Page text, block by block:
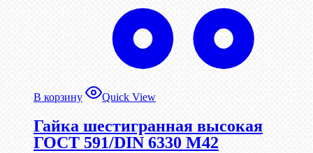
В корзину Quick View
Гайка шестигранная высокая
ГОСТ 591/DIN 6330 М42